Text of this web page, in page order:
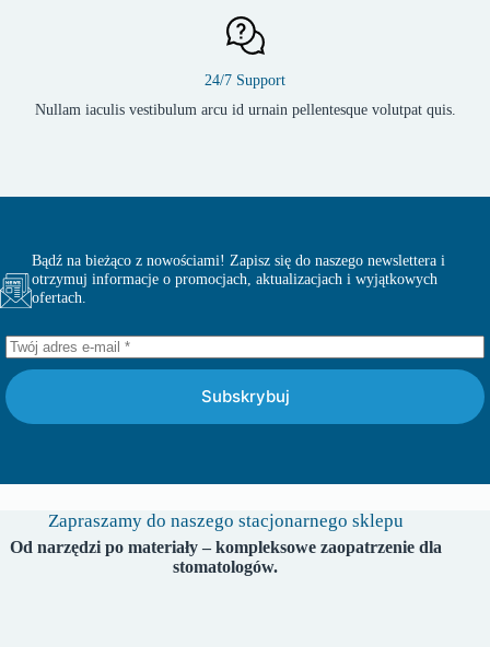
24/7 Support
Nullam iaculis vestibulum arcu id urnain pellentesque volutpat quis.
Bądź na bieżąco z nowościami! Zapisz się do naszego newslettera i
otrzymuj informacje o promocjach, aktualizacjach i wyjątkowych
ofertach.
Subskrybuj
Zapraszamy do naszego stacjonarnego sklepu
Od narzędzi po materiały – kompleksowe zaopatrzenie dla
stomatologów.